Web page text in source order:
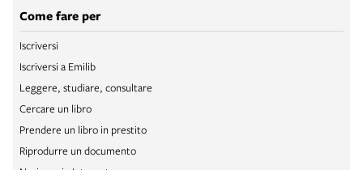
Come fare per
Iscriversi
Iscriversi a Emilib
Leggere, studiare, consultare
Cercare un libro
Prendere un libro in prestito
Riprodurre un documento